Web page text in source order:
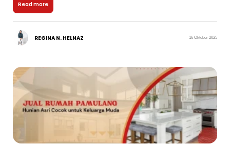
Read more
REGINA N. HELNAZ 16 Oktober 2025